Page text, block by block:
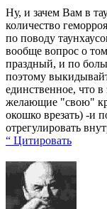
Ну, и зачем Вам в
количество
по поводу
вообще вопрос о
праздный, и по
поэтому
единственное, что
желающие "свою"
окошко врезать) -и
отрегулировать
“ Цитировать